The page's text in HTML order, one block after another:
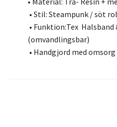
• Stil: Steampunk / söt
• Funktion:Tex Halsband
(omvandlingsbar)
• Handgjord med omsorg